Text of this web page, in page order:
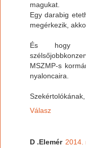
magukat.
Egy darabig
megérkezik,
És hogy
MSZMP-s
nyaloncaira.
Szekértolókának,
Válasz
D .Elemér 2014.